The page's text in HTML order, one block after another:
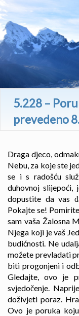
5.228 –
prevedeno
Draga djeco,
Nebu, za koje ste
se i s radošću
duhovnoj
dopustite da vas
Pokajte se!
sam vaša Žalosna
Njega koji je vaš
budićnosti. Ne
možete prevladati
biti progonjeni i
Gledajte, ovo je
svjedočenje.
doživjeti poraz.
Ovo je poruka